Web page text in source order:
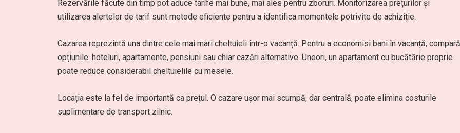
Rezervările făcute din timp pot aduce tarife mai bune, mai ales pentru zboruri. Monitorizarea prețurilor și
utilizarea alertelor de tarif sunt metode eficiente pentru a identifica momentele potrivite de achiziție.
Cazarea reprezintă una dintre cele mai mari cheltuieli într-o vacanță. Pentru a economisi bani în vacanță, compară
opțiunile: hoteluri, apartamente, pensiuni sau chiar cazări alternative. Uneori, un apartament cu bucătărie proprie
poate reduce considerabil cheltuielile cu mesele.
Locația este la fel de importantă ca prețul. O cazare ușor mai scumpă, dar centrală, poate elimina costurile
suplimentare de transport zilnic.